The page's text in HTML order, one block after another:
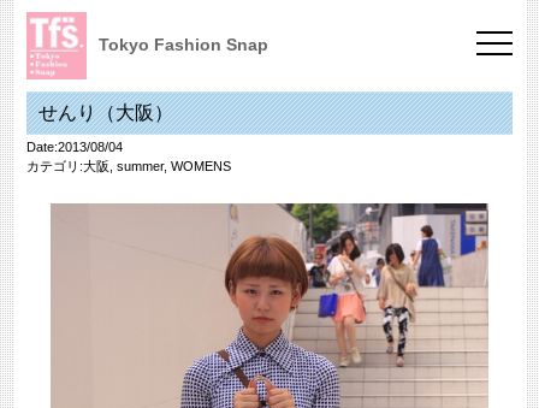
Tokyo Fashion Snap
せんり（大阪）
Date:2013/08/04
カテゴリ:大阪 summer, WOMENS